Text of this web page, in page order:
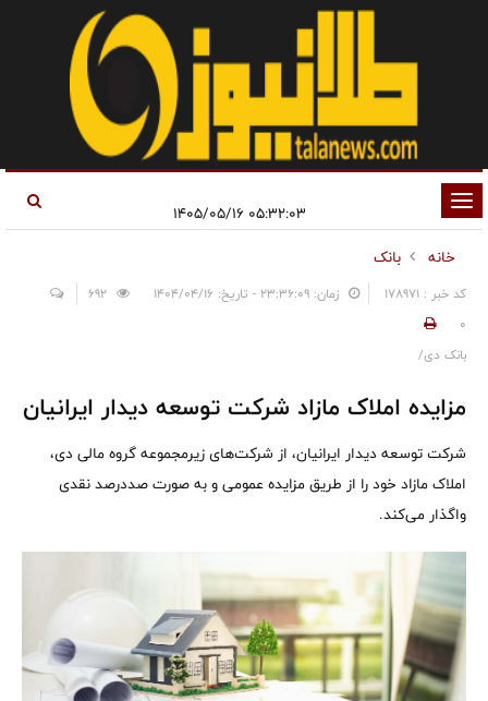
تغییر
وضعیت
ناوبری
خانه
بانک
کد خبر : 178971 زمان: ۲۳:۳۶:۰۹ - تاریخ: ۱۴۰۴/۰۴/۱۶
0
بانک دی/
مزایده املاک مازاد شرکت توسعه دیدار ایرانیان
شرکت توسعه دیدار ایرانیان، از شرکت‌های زیرمجموعه گروه مالی دی،
املاک مازاد خود را از طریق مزایده عمومی و به صورت صددرصد نقدی
واگذار می‌کند.